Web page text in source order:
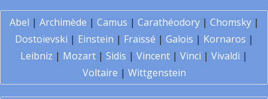
Abel | Archimède | Camus | Carathéodory| Chomsky|
Dostoïevski | Einstein | Fraïssé | Galois | Kornaros |
Leibniz | Mozart | Sidis | Vincent | Vinci | Vivaldi |
Voltaire | Wittgenstein